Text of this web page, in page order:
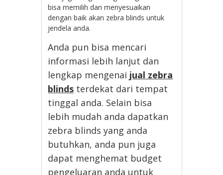
bisa memilih dan menyesuaikan
dengan baik akan zebra blinds untuk
jendela anda.
Anda pun bisa mencari
informasi lebih lanjut dan
lengkap mengenai jual zebra
blinds terdekat dari tempat
tinggal anda. Selain bisa
lebih mudah anda dapatkan
zebra blinds yang anda
butuhkan, anda pun juga
dapat menghemat budget
pengeluaran anda untuk